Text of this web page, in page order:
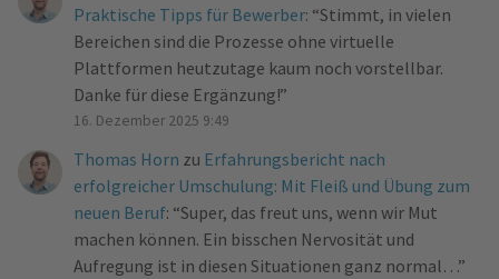
Praktische Tipps für Bewerber: “Stimmt, in vielen
Bereichen sind die Prozesse ohne virtuelle
Plattformen heutzutage kaum noch vorstellbar.
Danke für diese Ergänzung!”
16. Dezember 2025 9:49
Thomas Horn zu Erfahrungsbericht nach
erfolgreicher Umschulung: Mit Fleiß und Übung zum
neuen Beruf: “Super, das freut uns, wenn wir Mut
machen können. Ein bisschen Nervosität und
Aufregung ist in diesen Situationen ganz normal… ”